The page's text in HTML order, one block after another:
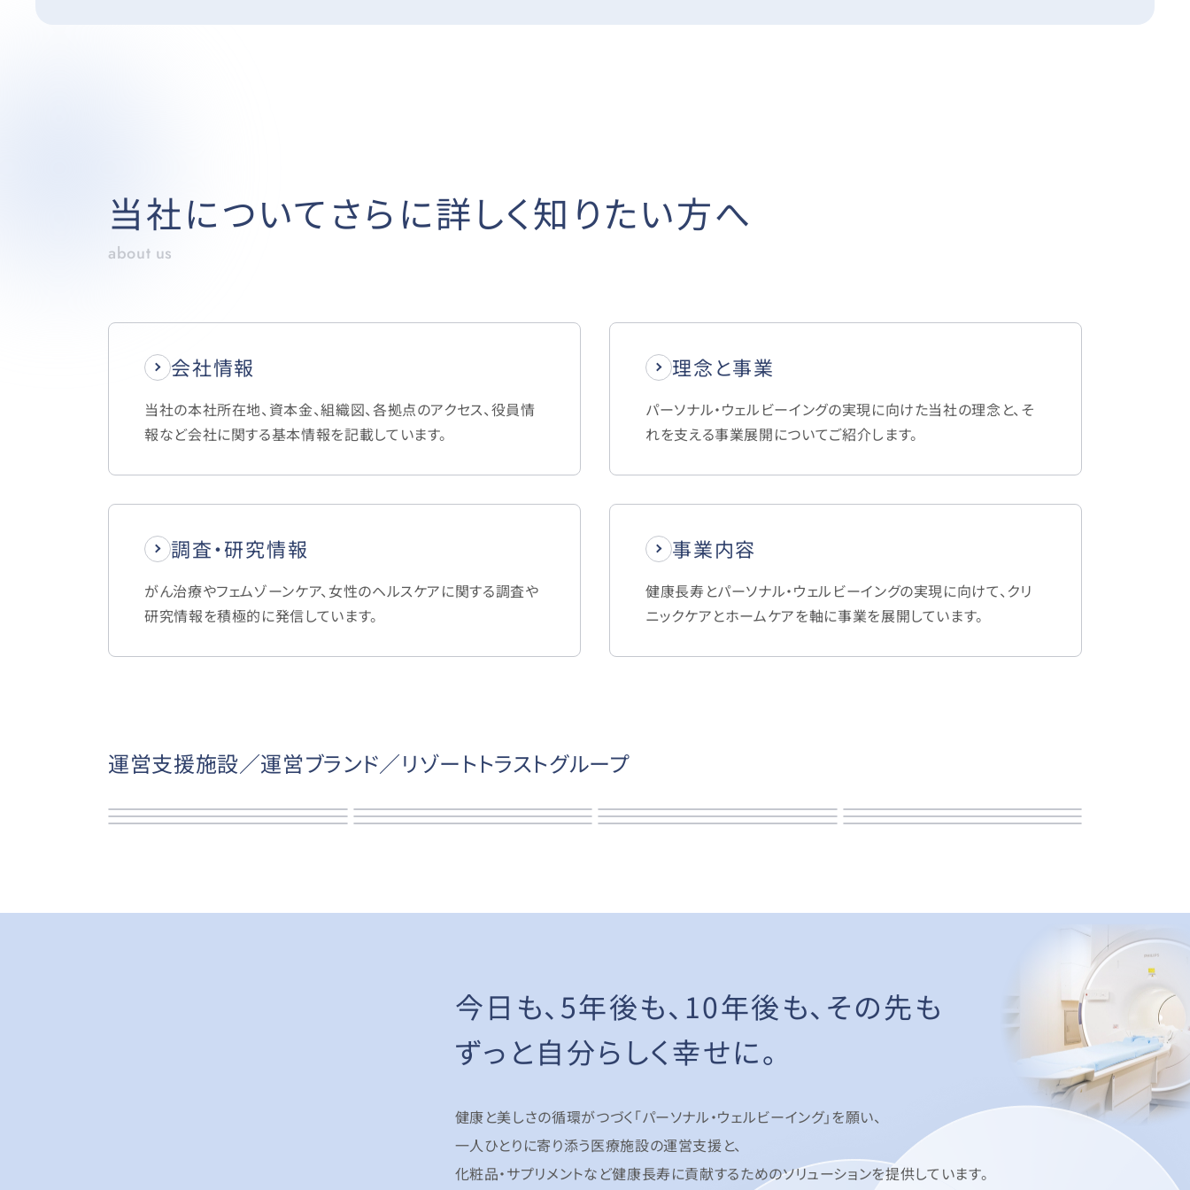
当社についてさらに詳しく知りたい方へ
about us
会社情報
当社の本社所在地、資本金、組織図、各拠点のアクセス、役員情
報など会社に関する基本情報を記載しています。
理念と事業
パーソナル・ウェルビーイングの実現に向けた当社の理念と、そ
れを支える事業展開についてご紹介します。
調査・研究情報
がん治療やフェムゾーンケア、女性のヘルスケアに関する調査や
研究情報を積極的に発信しています。
事業内容
健康長寿とパーソナル・ウェルビーイングの実現に向けて、クリ
ニックケアとホームケアを軸に事業を展開しています。
運営支援施設／運営ブランド／リゾートトラストグループ
今日も、5年後も、 10年後も、その先も
ずっと自分らしく幸せに。
健康と美しさの循環がつづく「パーソナル・ウェルビーイング」を願い、
一人ひとりに寄り添う医療施設の運営支援と、
化粧品・サプリメントなど健康長寿に貢献するためのソリューションを提供しています。